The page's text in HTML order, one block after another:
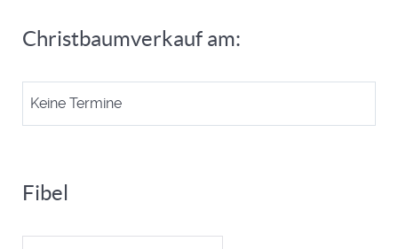
Christbaumverkauf am:
Keine Termine
Fibel